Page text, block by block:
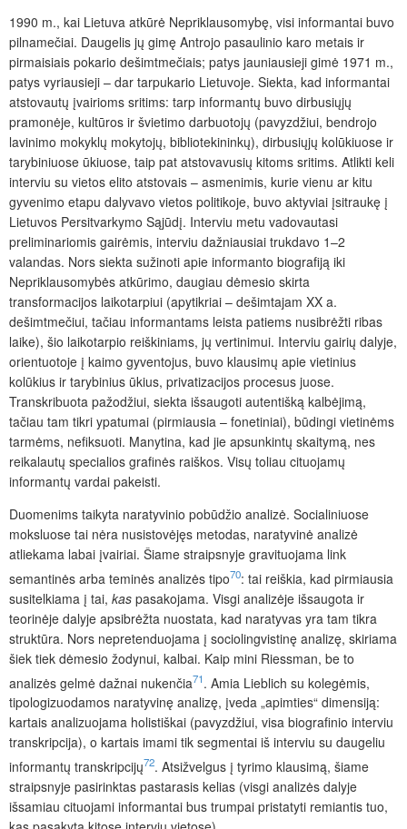
1990 m., kai Lietuva atkūrė Nepriklausomybę, visi informantai buvo
pilnamečiai. Daugelis jų gimę Antrojo pasaulinio karo metais ir
pirmaisiais pokario dešimtmečiais; patys jauniausieji gimė 1971 m.,
patys vyriausieji – dar tarpukario Lietuvoje. Siekta, kad informantai
atstovautų įvairioms sritims: tarp informantų buvo dirbusiųjų
pramonėje, kultūros ir švietimo darbuotojų (pavyzdžiui, bendrojo
lavinimo mokyklų mokytojų, bibliotekininkų), dirbusiųjų kolūkiuose ir
tarybiniuose ūkiuose, taip pat atstovavusių kitoms sritims. Atlikti keli
interviu su vietos elito atstovais – asmenimis, kurie vienu ar kitu
gyvenimo etapu dalyvavo vietos politikoje, buvo aktyviai įsitraukę į
Lietuvos Persitvarkymo Sąjūdį. Interviu metu vadovautasi
preliminariomis gairėmis, interviu dažniausiai trukdavo 1–2
valandas. Nors siekta sužinoti apie informanto biografiją iki
Nepriklausomybės atkūrimo, daugiau dėmesio skirta
transformacijos laikotarpiui (apytikriai – dešimtajam XX a.
dešimtmečiui, tačiau informantams leista patiems nusibrėžti ribas
laike), šio laikotarpio reiškiniams, jų vertinimui. Interviu gairių dalyje,
orientuotoje į kaimo gyventojus, buvo klausimų apie vietinius
kolūkius ir tarybinius ūkius, privatizacijos procesus juose.
Transkribuota pažodžiui, siekta išsaugoti autentišką kalbėjimą,
tačiau tam tikri ypatumai (pirmiausia – fonetiniai), būdingi vietinėms
tarmėms, nefiksuoti. Manytina, kad jie apsunkintų skaitymą, nes
reikalautų specialios grafinės raiškos. Visų toliau cituojamų
informantų vardai pakeisti.
Duomenims taikyta naratyvinio pobūdžio analizė. Socialiniuose
moksluose tai nėra nusistovėjęs metodas, naratyvinė analizė
atliekama labai įvairiai. Šiame straipsnyje gravituojama link
semantinės arba teminės analizės tipo70: tai reiškia, kad pirmiausia
susitelkiama į tai, kas pasakojama. Visgi analizėje išsaugota ir
teorinėje dalyje apsibrėžta nuostata, kad naratyvas yra tam tikra
struktūra. Nors nepretenduojama į sociolingvistinę analizę, skiriama
šiek tiek dėmesio žodynui, kalbai. Kaip mini Riessman, be to
analizės gelmė dažnai nukenčia71. Amia Lieblich su kolegėmis,
tipologizuodamos naratyvinę analizę, įveda „apimties“ dimensiją:
kartais analizuojama holistiškai (pavyzdžiui, visa biografinio interviu
transkripcija), o kartais imami tik segmentai iš interviu su daugeliu
informantų transkripcijų72. Atsižvelgus į tyrimo klausimą, šiame
straipsnyje pasirinktas pastarasis kelias (visgi analizės dalyje
išsamiau cituojami informantai bus trumpai pristatyti remiantis tuo,